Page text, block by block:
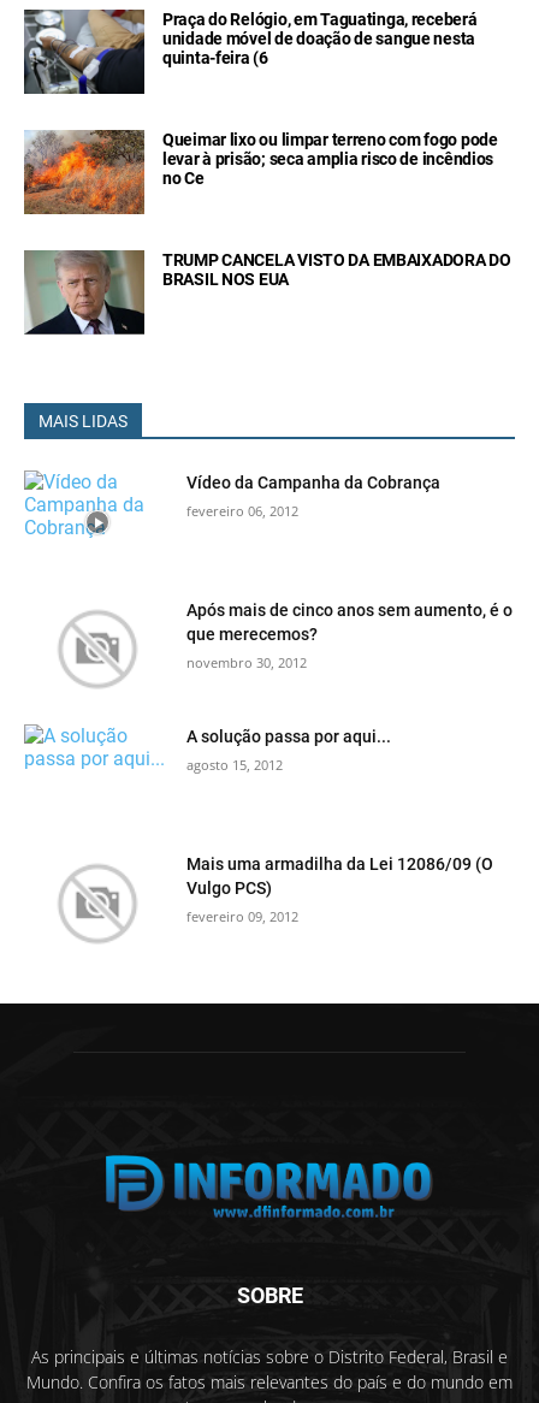
Praça do Relógio, em Taguatinga, receberá
unidade móvel de doação de sangue nesta
quinta-feira (6
Queimar lixo ou limpar terreno com fogo pode
levar à prisão; seca amplia risco de incêndios
no Ce
TRUMP CANCELA VISTO DA EMBAIXADORA DO
BRASIL NOS EUA
MAIS LIDAS
Vídeo da Campanha da Cobrança
fevereiro 06, 2012
Após mais de cinco anos sem aumento, é o
que merecemos?
novembro 30, 2012
A solução passa por aqui...
agosto 15, 2012
Mais uma armadilha da Lei 12086/09 (O
Vulgo PCS)
fevereiro 09, 2012
SOBRE
As principais e últimas notícias sobre o Distrito Federal, Brasil e
Mundo. Confira os fatos mais relevantes do país e do mundo em